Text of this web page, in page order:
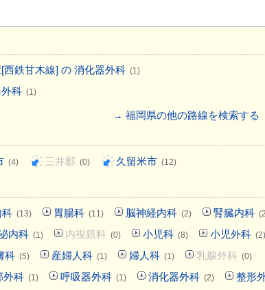
西鉄甘木線] の 消化器外科 (1)
科 (1)
→ 福岡県の他の路線を検索する
(4) 三井郡 (0) 久留米市 (12)
(13) 胃腸科 (11) 脳神経内科 (2) 腎臓内科
内科 (1) 内視鏡科 (0) 小児科 (8) 小児外科 (2)
科 (5) 産婦人科 (1) 婦人科 (1) 乳腺外科 (0)
外科 (1) 呼吸器外科 (1) 消化器外科 (2)
整形